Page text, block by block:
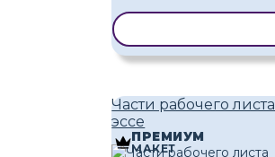
Части рабочего листа
эссе
ПРЕМИУМ
МАКЕТ